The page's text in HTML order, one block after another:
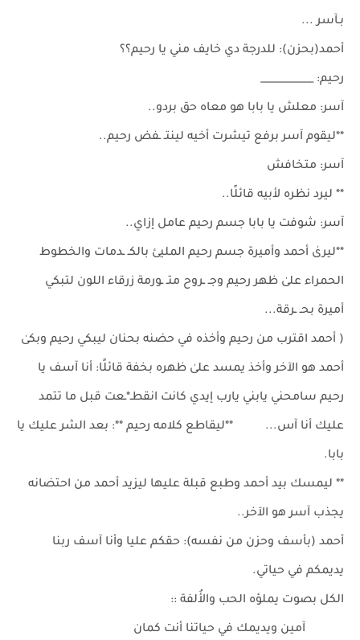
بـآسر ...
أحمد(بحزن): للدرجة دي خايف مني يا رحيم؟؟
رحيم: ___________
آسر: معلش يا بابا هو معاه حق بردو..
**ليقوم آسر برفع تيشرت أخيه لينتـ ـفض رحيم..
آسر: متخافش
** ليرد نظره لأبيه قائلًا..
آسر: شوفت يا بابا جسم رحيم عامل إزاي..
**ليرىٰ أحمد وأميرة جسم رحيم المليئ بالكـ ـدمات والخطوط
الحمراء علىٰ ظهر رحيم وجـ ـروح متـ ـورمة زرقاء اللون لتبكي
أميرة بحـ ـرقة...
( أحمد اقترب من رحيم وأخذه في حضنه بحنان ليبكي رحيم وبكىٰ
أحمد هو الآخر وأخذ يمسد علىٰ ظهره بخفة قائلًا: أنا آسف يا
رحيم سامحني يابني يارب إيدي كانت انقطـ*ـعت قبل ما تتمد
عليك أنا آس... **ليقاطع كلامه رحيم **: بعد الشر عليك يا
بابا.
** ليمسك بيد أحمد وطبع قبلة عليها ليزيد أحمد من احتضانه
يجذب آسر هو الآخر..
أحمد (بأسف وحزن من نفسه): حقكم عليا وأنا آسف ربنا
يديمكم في حياتي.
الكل بصوت يملؤه الحب والأُلفة ::
آمين ويديمك في حياتنا أنت كمان